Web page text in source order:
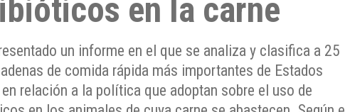
en la carne
un informe en el que se analiza y clasifica a 25
de comida rápida más importantes de Estados
relación a la política que adoptan sobre el uso de